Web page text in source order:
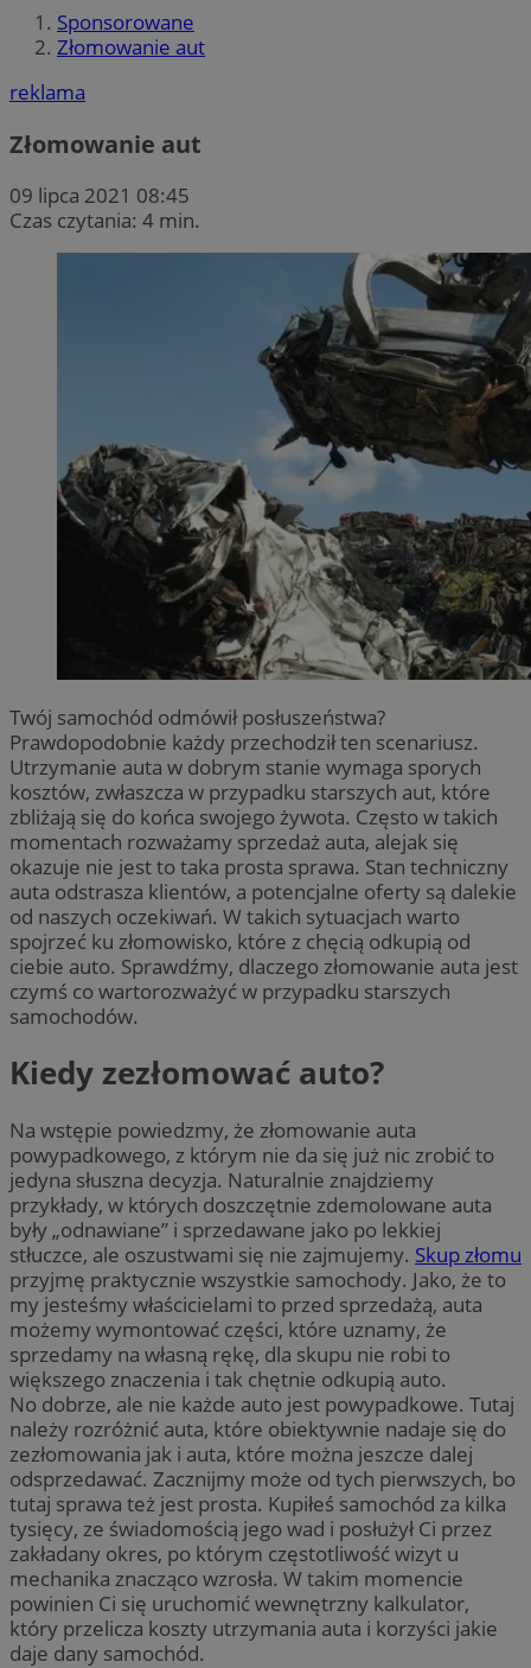
Sponsorowane
Złomowanie aut
reklama
Złomowanie aut
09 lipca 2021 08:45
Czas czytania: 4 min.
Twój samochód odmówił posłuszeństwa?
Prawdopodobnie każdy przechodził ten scenariusz.
Utrzymanie auta w dobrym stanie wymaga sporych
kosztów, zwłaszcza w przypadku starszych aut, które
zbliżają się do końca swojego żywota. Często w takich
momentach rozważamy sprzedaż auta, alejak się
okazuje nie jest to taka prosta sprawa. Stan techniczny
auta odstrasza klientów, a potencjalne oferty są dalekie
od naszych oczekiwań. W takich sytuacjach warto
spojrzeć ku złomowisko, które z chęcią odkupią od
ciebie auto. Sprawdźmy, dlaczego złomowanie auta jest
czymś co wartorozważyć w przypadku starszych
samochodów.
Kiedy zezłomować auto?
Na wstępie powiedzmy, że złomowanie auta
powypadkowego, z którym nie da się już nic zrobić to
jedyna słuszna decyzja. Naturalnie znajdziemy
przykłady, w których doszczętnie zdemolowane auta
były „odnawiane” i sprzedawane jako po lekkiej
stłuczce, ale oszustwami się nie zajmujemy. Skup złomu
przyjmę praktycznie wszystkie samochody. Jako, że to
my jesteśmy właścicielami to przed sprzedażą, auta
możemy wymontować części, które uznamy, że
sprzedamy na własną rękę, dla skupu nie robi to
większego znaczenia i tak chętnie odkupią auto.
No dobrze, ale nie każde auto jest powypadkowe. Tutaj
należy rozróżnić auta, które obiektywnie nadaje się do
zezłomowania jak i auta, które można jeszcze dalej
odsprzedawać. Zacznijmy może od tych pierwszych, bo
tutaj sprawa też jest prosta. Kupiłeś samochód za kilka
tysięcy, ze świadomością jego wad i posłużył Ci przez
zakładany okres, po którym częstotliwość wizyt u
mechanika znacząco wzrosła. W takim momencie
powinien Ci się uruchomić wewnętrzny kalkulator,
który przelicza koszty utrzymania auta i korzyści jakie
daje dany samochód.